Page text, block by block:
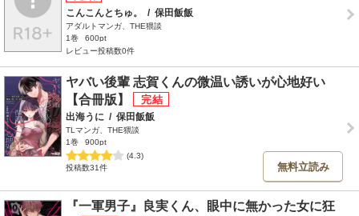
こんこんとちゅ。 / 保田飯飯
アダルトマンガ、THE猥談
1巻
600pt
レビュー投稿数0件
ヤバい後輩 志賀くんの微温い誘いが心地好い
【合冊版】
出海うに / 保田飯飯
TLマンガ、THE猥談
1巻
900pt
(4.3)
投稿数31件
無料立読み
『一軍男子』良実くん、眼中に無かった女に狂